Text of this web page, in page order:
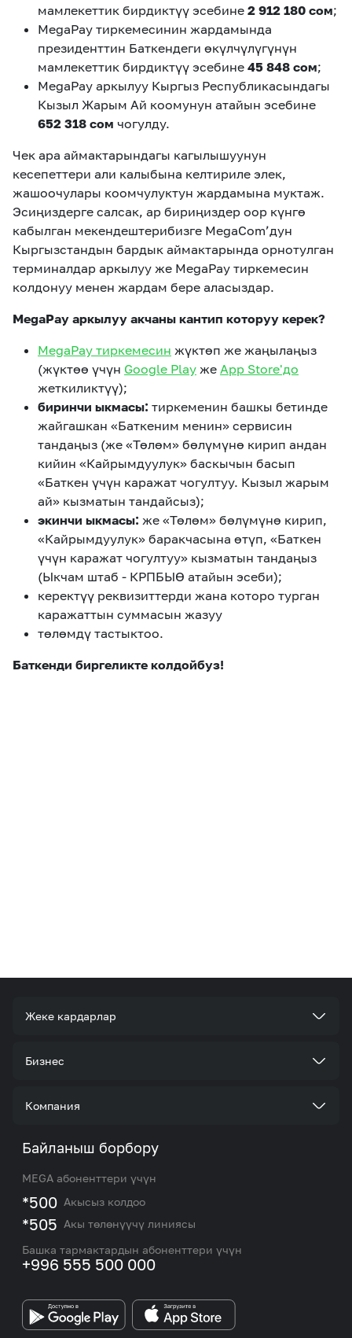
мамлекеттик бирдиктүү эсебине 2 912 180 сом;
MegaPay тиркемесинин жардамында
президенттин Баткендеги өкүлчүлүгүнүн
мамлекеттик бирдиктүү эсебине 45 848 сом;
MegaPay аркылуу Кыргыз Республикасындагы
Кызыл Жарым Ай коомунун атайын эсебине
652 318 сом чогулду.
Чек ара аймактарындагы кагылышуунун
кесепеттери али калыбына келтириле элек,
жашоочулары коомчулуктун жардамына муктаж.
Эсиңиздерге салсак, ар бириңиздер оор күнгө
кабылган мекендештерибизге MegaCom’дун
Кыргызстандын бардык аймактарында орнотулган
терминалдар аркылуу же MegaPay тиркемесин
колдонуу менен жардам бере аласыздар.
MegaPay аркылуу акчаны кантип которуу керек?
MegaPay тиркемесин жүктөп же жаңылаңыз
(жүктөө үчүн Google Play же App Store'до
жеткиликтүү);
биринчи ыкмасы: тиркеменин башкы бетинде
жайгашкан «Баткеним менин» сервисин
тандаңыз (же «Төлөм» бөлүмүнө кирип андан
кийин «Кайрымдуулук» баскычын басып
«Баткен үчүн каражат чогултуу. Кызыл жарым
ай» кызматын тандайсыз);
экинчи ыкмасы: же «Төлөм» бөлүмүнө кирип,
«Кайрымдуулук» баракчасына өтүп, «Баткен
үчүн каражат чогултуу» кызматын тандаңыз
(Ыкчам штаб - КРПБЫӨ атайын эсеби);
керектүү реквизиттерди жана которо турган
каражаттын суммасын жазуу
төлөмдү тастыктоо.
Баткенди биргеликте колдойбуз!
Жеке кардарлар
Тарифтер
Роуминг жана эл аралык чалуулар
eSIM
Номерди тандоо
Бизнес
Корпоративдик кардар болуңуз
M2M
Корпоративдик жана VIP кардарлар менен иштөө
боюнча бөлүмдүн кызматкерлеринин байланыш
маалыматтары.
Компания
Биз жөнүндө
Жаңылыктар
Тармакты камтуу картасы жана тейлөө борборлору
MEGAда иште
MEGA бренди
Байланыш борбору
MEGA абоненттери үчүн
*500 Акысыз колдоо
*505 Акы төлөнүүчү линиясы
Башка тармактардын абоненттери үчүн
+996 555 500 000